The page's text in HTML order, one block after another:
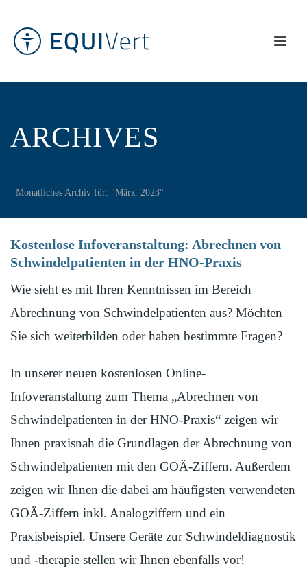
ARCHIVES
Monatliches Archiv für: "März, 2023"
Kostenlose Infoveranstaltung: Abrechnen von
Schwindelpatienten in der HNO-Praxis
Wie sieht es mit Ihren Kenntnissen im Bereich
Abrechnung von Schwindelpatienten aus? Möchten
Sie sich weiterbilden oder haben bestimmte Fragen?
In unserer neuen kostenlosen Online-
Infoveranstaltung zum Thema „Abrechnen von
Schwindelpatienten in der HNO-Praxis“ zeigen wir
Ihnen praxisnah die Grundlagen der Abrechnung von
Schwindelpatienten mit den GOÄ-Ziffern. Außerdem
zeigen wir Ihnen die dabei am häufigsten verwendeten
GOÄ-Ziffern inkl. Analogziffern und ein
Praxisbeispiel. Unsere Geräte zur Schwindeldiagnostik
und -therapie stellen wir Ihnen ebenfalls vor!